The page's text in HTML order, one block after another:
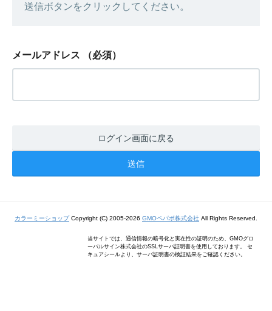
送信ボタンをクリックしてください。
メールアドレス （必須）
ログイン画面に戻る
カラーミーショップCopyright (C) 2005-2026 GMOペパボ株式会社 All Rights Reserved.
当サイトでは、通信情報の暗号化と実在性の証明のため、GMOグロ
ーバルサイン株式会社のSSLサーバ証明書を使用しております。 セ
キュアシールより、サーバ証明書の検証結果をご確認ください。